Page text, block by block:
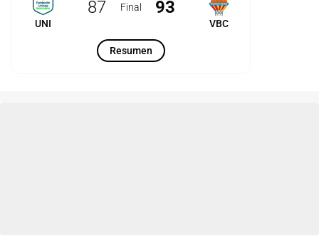
UNI
87 Final 93
VBC
Resumen